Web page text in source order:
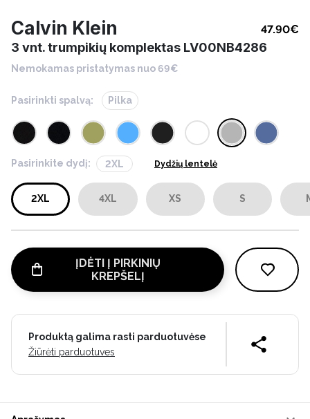
Calvin Klein 47.90€
3 vnt. trumpikių komplektas LV00NB4286
Nemokamas pristatymas nuo 69€
Pasirinkti spalvą: Pilka
Pasirinkite dydį: 2XL Dydžių lentelė
2XL 4XL XS S
ĮDĖTI Į PIRKINIŲ
KREPŠELĮ
Produktą galima rasti parduotuvėse
Žiūrėti parduotuves